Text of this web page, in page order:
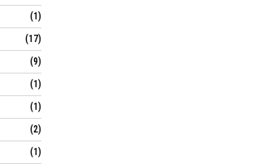
(1)
(17)
(9)
(1)
(1)
(2)
(1)